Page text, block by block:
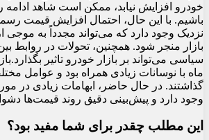
خودرو افزایش نیابد، ممکن است شاهد
باشیم. با این حال، احتمال افزایش قیمت
نزدیک وجود دارد که می‌تواند مجدداً به موجی
بازار منجر شود. همچنین، تحولات در روابط
سیاسی می‌تواند بر بازار خودرو تاثیر
ماه با نوسانات زیادی همراه بود و عوامل
گذاشتند. در حال حاضر، ابهامات زیادی در
وجود دارد و پیش‌بینی دقیق روند قیمت‌ها
این مطلب چقدر برای شما مفید بود؟